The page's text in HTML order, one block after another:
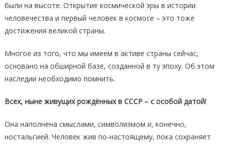
были на высоте. Открытие космической эры в истории
человечества и первый человек в космосе – это тоже
достижения великой страны.
Многое из того, что мы имеем в активе страны сейчас,
основано на обширной базе, созданной в ту эпоху. Об этом
наследии необходимо помнить.
Всех, ныне живущих рождённых в СССР – с особой датой!
Она наполнена смыслами, символизмом и, конечно,
ностальгией. Человек жив по-настоящему, пока сохраняет